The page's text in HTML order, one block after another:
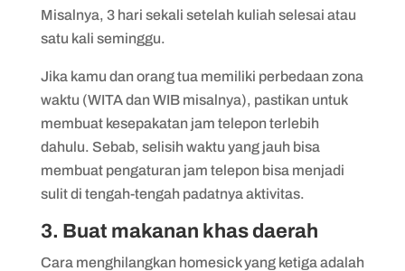
Misalnya, 3 hari sekali setelah kuliah selesai atau
satu kali seminggu.
Jika kamu dan orang tua memiliki perbedaan zona
waktu (WITA dan WIB misalnya), pastikan untuk
membuat kesepakatan jam telepon terlebih
dahulu. Sebab, selisih waktu yang jauh bisa
membuat pengaturan jam telepon bisa menjadi
sulit di tengah-tengah padatnya aktivitas.
3. Buat makanan khas daerah
Cara menghilangkan homesick yang ketiga adalah